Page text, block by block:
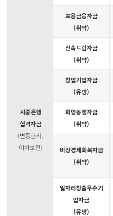
시중은행
협력자금
(변동금리,
이차보전)
포용금융자금
(취약)
신속드림자금
(취약)
창업기업자금
(유망)
희망동행자금
(취약)
비상경제회복자금
(취약)
일자리창출우수기
업자금
(유망)